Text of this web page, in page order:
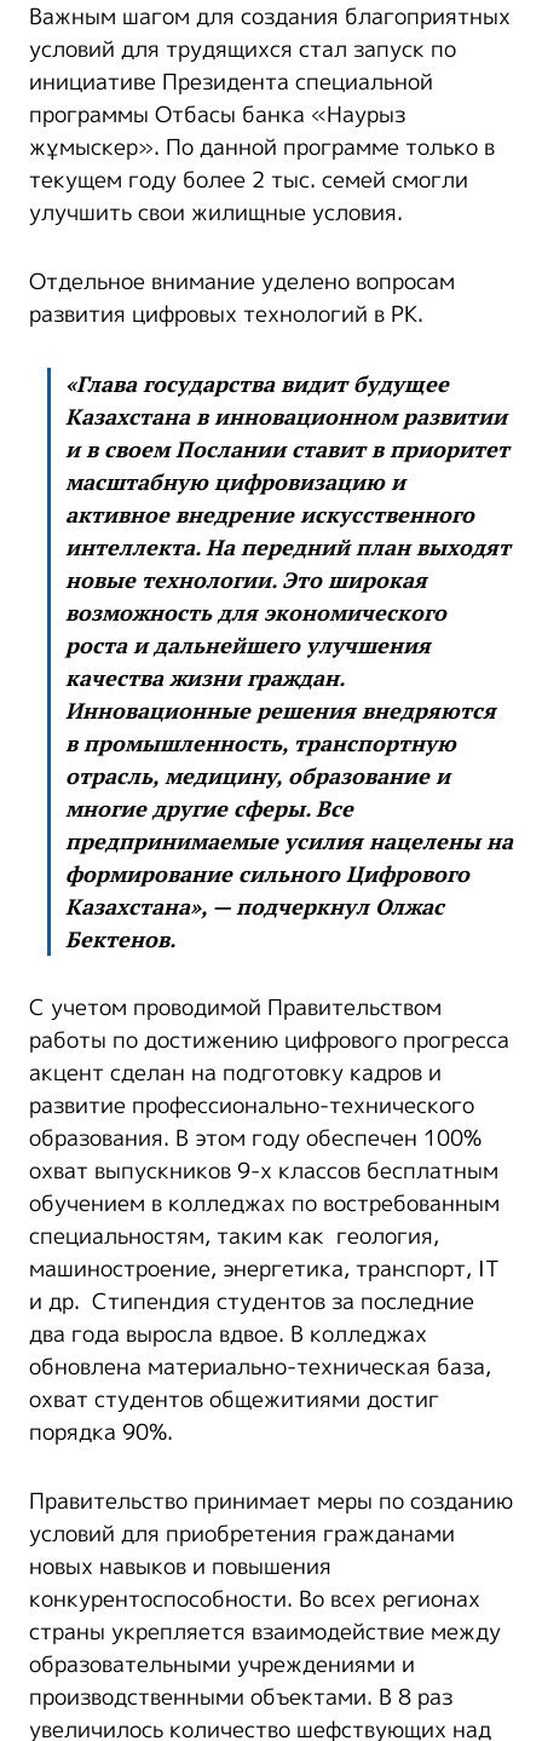
Важным шагом для создания благоприятных
условий для трудящихся стал запуск по
инициативе Президента специальной
программы Отбасы банка «Наурыз
жұмыскер». По данной программе только в
текущем году более 2 тыс. семей смогли
улучшить свои жилищные условия.
Отдельное внимание уделено вопросам
развития цифровых технологий в РК.
«Глава государства видит будущее
Казахстана в инновационном развитии
и в своем Послании ставит в приоритет
масштабную цифровизацию и
активное внедрение искусственного
интеллекта. На передний план выходят
новые технологии. Это широкая
возможность для экономического
роста и дальнейшего улучшения
качества жизни граждан.
Инновационные решения внедряются
в промышленность, транспортную
отрасль, медицину, образование и
многие другие сферы. Все
предпринимаемые усилия нацелены на
формирование сильного Цифрового
Казахстана», — подчеркнул Олжас
Бектенов.
С учетом проводимой Правительством
работы по достижению цифрового прогресса
акцент сделан на подготовку кадров и
развитие профессионально-технического
образования. В этом году обеспечен 100%
охват выпускников 9-х классов бесплатным
обучением в колледжах по востребованным
специальностям, таким как геология,
машиностроение, энергетика, транспорт, IT
и др. Стипендия студентов за последние
два года выросла вдвое. В колледжах
обновлена материально-техническая база,
охват студентов общежитиями достиг
порядка 90%.
Правительство принимает меры по созданию
условий для приобретения гражданами
новых навыков и повышения
конкурентоспособности. Во всех регионах
страны укрепляется взаимодействие между
образовательными учреждениями и
производственными объектами. В 8 раз
увеличилось количество шефствующих над